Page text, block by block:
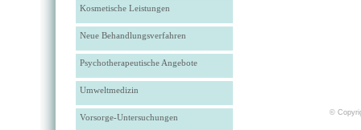
Kosmetische Leistungen
Neue Behandlungsverfahren
Psychotherapeutische Angebote
Umweltmedizin
Vorsorge-Untersuchungen ©